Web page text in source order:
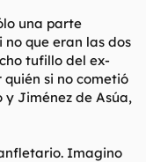
una parte
que eran las dos
tufillo del ex-
si no cometió
Jiménez de Asúa,
Imagino